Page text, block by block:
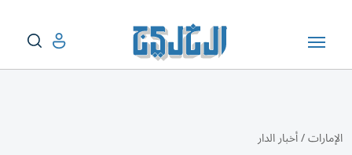
الإمارات/أخبار الدار